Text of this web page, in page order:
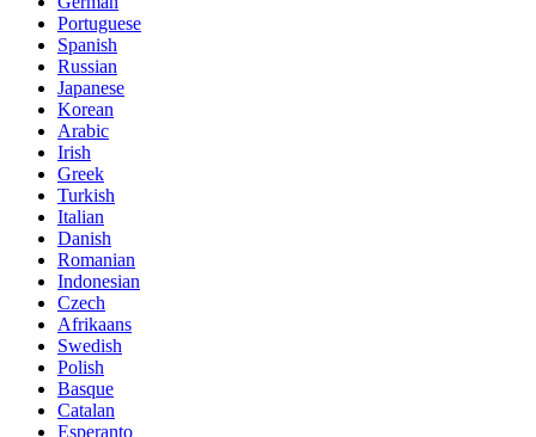
Portuguese
Spanish
Russian
Japanese
Korean
Arabic
Irish
Greek
Turkish
Italian
Danish
Romanian
Indonesian
Czech
Afrikaans
Swedish
Polish
Basque
Catalan
Esperanto